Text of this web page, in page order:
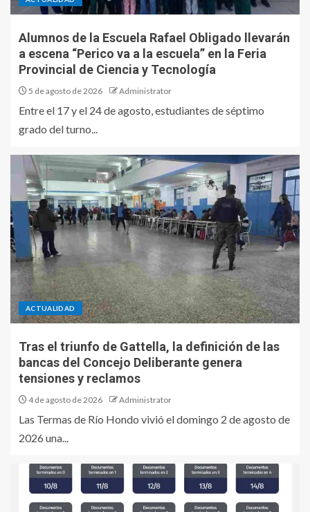
Alumnos de la Escuela Rafael Obligado llevarán
a escena “Perico va a la escuela” en la Feria
Provincial de Ciencia y Tecnología
5 de agosto de 2026 Administrator
Entre el 17 y el 24 de agosto, estudiantes de séptimo
grado del turno...
ACTUALIDAD
Tras el triunfo de Gattella, la definición de las
bancas del Concejo Deliberante genera
tensiones y reclamos
4 de agosto de 2026 Administrator
Las Termas de Río Hondo vivió el domingo 2 de agosto de
2026 una...